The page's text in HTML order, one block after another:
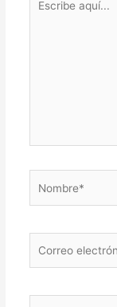
aquí...
electrónico*